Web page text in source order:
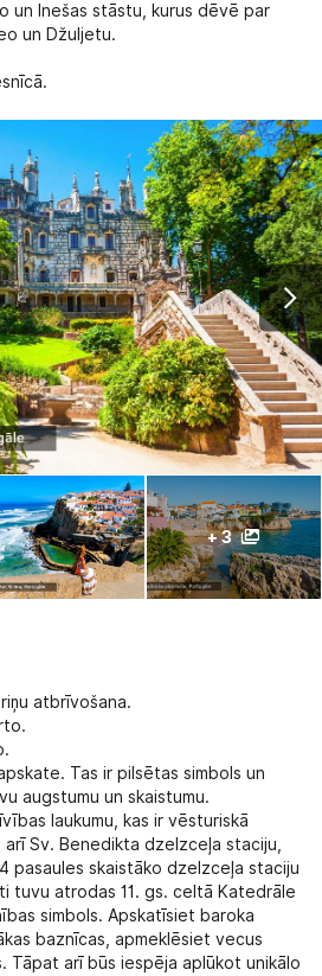
un Inešas stāstu, kurus dēvē par
un Džuljetu.
+ 3
atbrīvošana.
Tas ir pilsētas simbols un
augstumu un skaistumu.
laukumu, kas ir vēsturiskā
Sv. Benedikta dzelzceļa staciju,
pasaules skaistāko dzelzceļa staciju
tuvu atrodas 11. gs. celtā Katedrāle
simbols. Apskatīsiet baroka
baznīcas, apmeklēsiet vecus
Tāpat arī būs iespēja aplūkot unikālo